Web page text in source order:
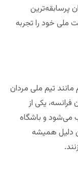
پرسابقه‌ترین
ملی خود را تجربه
تیم ملی مردان
یکی از
می‌شود و باشگاه
دلیل همیشه